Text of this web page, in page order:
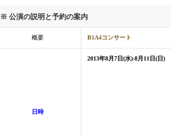
※ 公演の説明と予約の案内
概要 B1A4コンサート
日時
2013年8月7日(水)-8月11日(日)